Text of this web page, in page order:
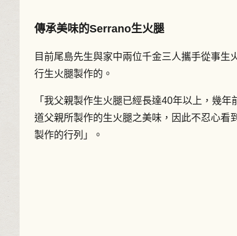
傳承美味的Serrano生火腿
目前尾島先生與家中兩位千金三人攜手從事
行生火腿製作的。
「我父親製作生火腿已經長達40年以上，幾
道父親所製作的生火腿之美味，因此不忍心看
製作的行列」。